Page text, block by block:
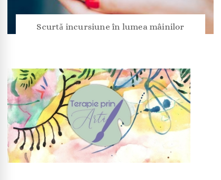
Scurtă incursiune în lumea mâinilor